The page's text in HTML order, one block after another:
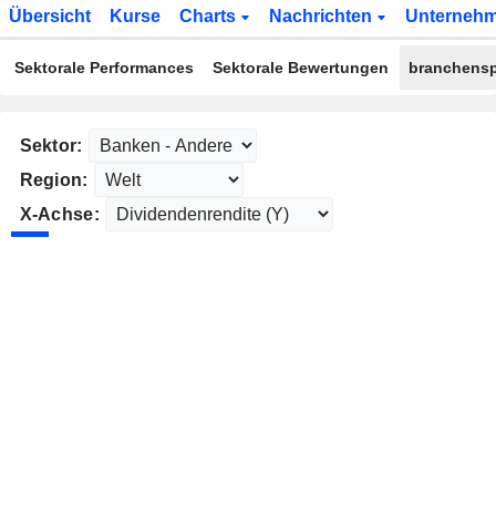
Übersicht Kurse Charts Nachrichten
Sektorale Performances Sektorale Bewertungen
Sektor:
Region:
X-Achse: